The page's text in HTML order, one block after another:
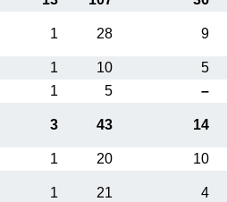
1 28 9
1 10
5
1 5
–
3 43 14
1 20
10
1 21 4